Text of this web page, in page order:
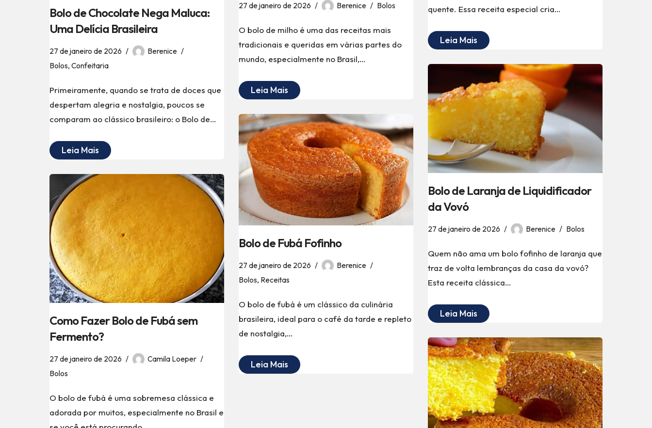
quente. Essa receita especial cria…
Leia Mais
Bolo de Chocolate Nega Maluca:
Uma Delícia Brasileira
27 de janeiro de 2026
Berenice
Bolos, Confeitaria
Primeiramente, quando se trata de doces que
despertam alegria e nostalgia, poucos se
comparam ao clássico brasileiro: o Bolo de…
Leia Mais
27 de janeiro de 2026 Berenice Bolos
O bolo de milho é uma das receitas mais
tradicionais e queridas em várias partes do
mundo, especialmente no Brasil,…
Leia Mais
Bolo de Laranja de Liquidificador
da Vovó
27 de janeiro de 2026 Berenice Bolos
Quem não ama um bolo fofinho de laranja que
traz de volta lembranças da casa da vovó?
Esta receita clássica…
Leia Mais
Bolo de Fubá Fofinho
27 de janeiro de 2026
Berenice
Bolos, Receitas
O bolo de fubá é um clássico da culinária
brasileira, ideal para o café da tarde e repleto
de nostalgia,…
Leia Mais
Como Fazer Bolo de Fubá sem
Fermento?
27 de janeiro de 2026
Camila Loeper
Bolos
O bolo de fubá é uma sobremesa clássica e
adorada por muitos, especialmente no Brasil e